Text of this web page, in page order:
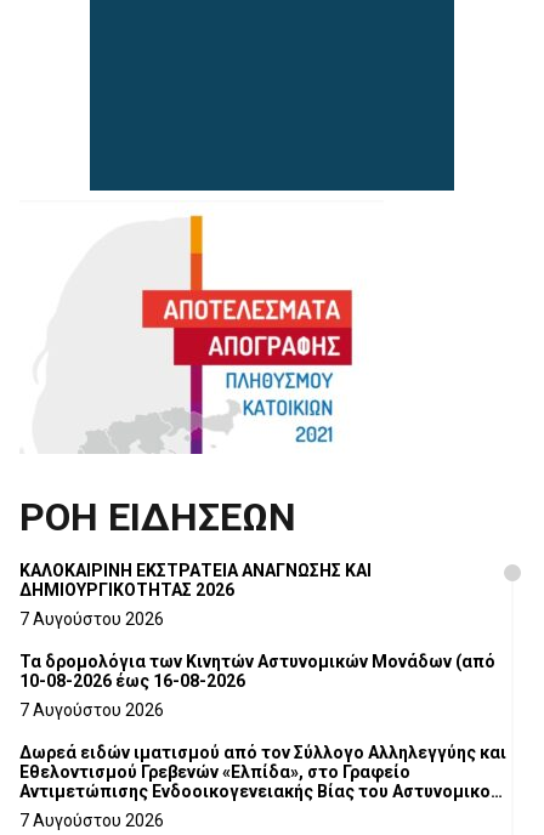
ΡΟΗ ΕΙΔΗΣΕΩΝ
ΚΑΛΟΚΑΙΡΙΝΗ ΕΚΣΤΡΑΤΕΙΑ ΑΝΑΓΝΩΣΗΣ ΚΑΙ
ΔΗΜΙΟΥΡΓΙΚΟΤΗΤΑΣ 2026
7 Αυγούστου 2026
Τα δρομολόγια των Κινητών Αστυνομικών Μονάδων (από
10-08-2026 έως 16-08-2026
7 Αυγούστου 2026
Δωρεά ειδών ιματισμού από τον Σύλλογο Αλληλεγγύης και
Εθελοντισμού Γρεβενών «Ελπίδα», στο Γραφείο
Αντιμετώπισης Ενδοοικογενειακής Βίας του Αστυνομικού
Τμήματος Γρεβενών
7 Αυγούστου 2026